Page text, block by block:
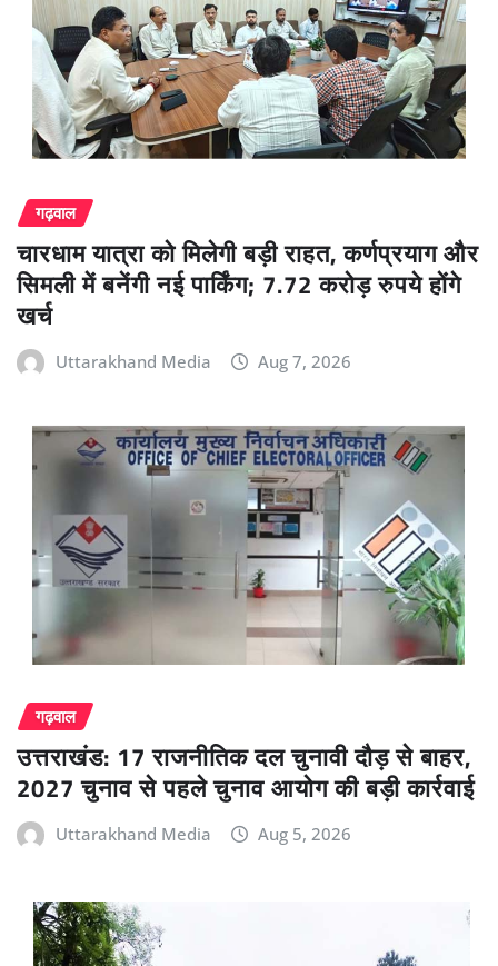
गढ़वाल
चारधाम यात्रा को मिलेगी बड़ी राहत, कर्णप्रयाग और
सिमली में बनेंगी नई पार्किंग; 7.72 करोड़ रुपये होंगे
खर्च
Uttarakhand Media Aug 7, 2026
गढ़वाल
उत्तराखंड: 17 राजनीतिक दल चुनावी दौड़ से बाहर,
2027 चुनाव से पहले चुनाव आयोग की बड़ी कार्रवाई
Uttarakhand Media Aug 5, 2026